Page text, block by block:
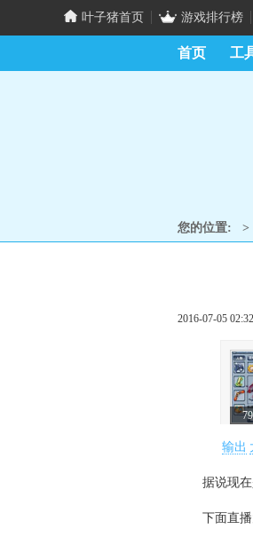
叶子猪首页 游戏排行榜
首页 工
您的位置: >
2016-07-05 02:32
输出
据说现在是
下面直播